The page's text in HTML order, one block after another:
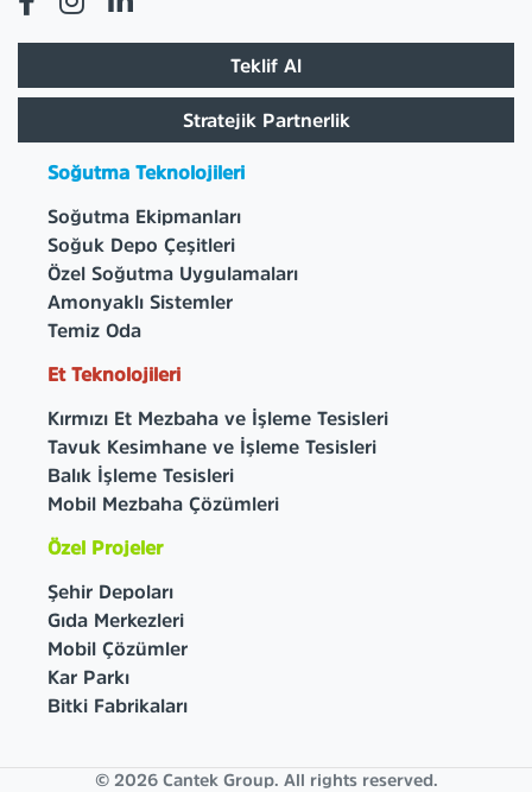
Teklif Al
Stratejik Partnerlik
Soğutma Teknolojileri
Soğutma Ekipmanları
Soğuk Depo Çeşitleri
Özel Soğutma Uygulamaları
Amonyaklı Sistemler
Temiz Oda
Et Teknolojileri
Kırmızı Et Mezbaha ve İşleme Tesisleri
Tavuk Kesimhane ve İşleme Tesisleri
Balık İşleme Tesisleri
Mobil Mezbaha Çözümleri
Özel Projeler
Şehir Depoları
Gıda Merkezleri
Mobil Çözümler
Kar Parkı
Bitki Fabrikaları
© 2026 Cantek Group. All rights reserved.